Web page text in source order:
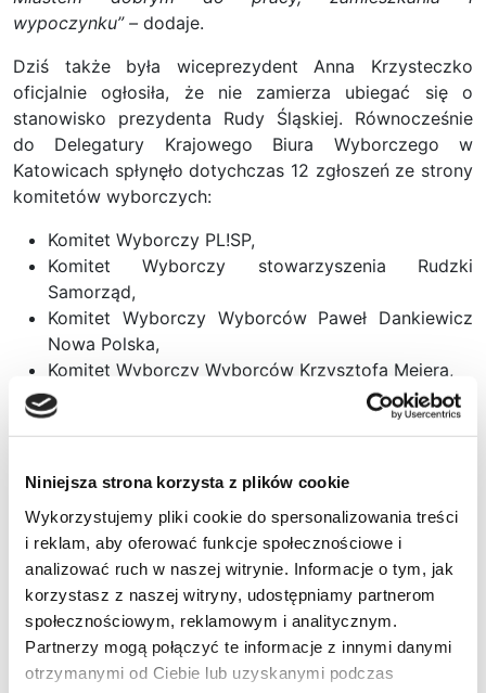
Niniejsza strona korzysta z plików cookie
Wykorzystujemy pliki cookie do spersonalizowania treści
i reklam, aby oferować funkcje społecznościowe i
analizować ruch w naszej witrynie. Informacje o tym, jak
korzystasz z naszej witryny, udostępniamy partnerom
społecznościowym, reklamowym i analitycznym.
Partnerzy mogą połączyć te informacje z innymi danymi
otrzymanymi od Ciebie lub uzyskanymi podczas
wypoczynku” – dodaje.
Dziś także była wiceprezydent Anna Krzysteczko
oficjalnie ogłosiła, że nie zamierza ubiegać się o
stanowisko prezydenta Rudy Śląskiej. Równocześnie
do Delegatury Krajowego Biura Wyborczego w
Katowicach spłynęło dotychczas 12 zgłoszeń ze strony
komitetów wyborczych:
Komitet Wyborczy PL!SP,
Komitet Wyborczy stowarzyszenia Rudzki
Samorząd,
Komitet Wyborczy Wyborców Paweł Dankiewicz
Nowa Polska,
Komitet Wyborczy Wyborców Krzysztofa Mejera,
Komitet Wyborczy Wyborców Michał Baborski
Razem dla Rudy Śląskiej,
Komitet Wyborczy Wyborców Krzysztofa Toboły
Komitet Wyborczy Wyborców Marta Gniłka-
Jastrzębska,
Komitet Wyborczy Antypartia,
Komitet Wyborczy Wyborców Michała Pierończyka
Współpraca i Rozwój.
Komitet Wyborczy Wyborców Marka Wesołego
(zgłoszony, czeka na rejestrację),